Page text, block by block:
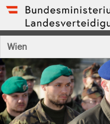
Wien